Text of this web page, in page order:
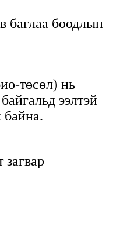
баглаа боодлын
төсөл) нь
ээлтэй
байна.